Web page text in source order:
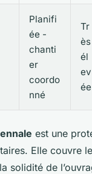
Planifi
ée -
chanti
er
coordo
nné
Tr
ès
él
ev
ée
est une
Elle couvre
solidité de